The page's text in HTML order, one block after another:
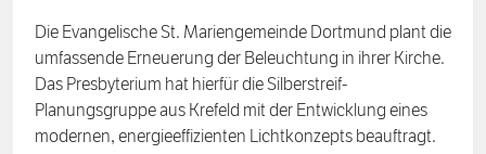
Die Evangelische St. Mariengemeinde Dortmund plant die
umfassende Erneuerung der Beleuchtung in ihrer Kirche.
Das Presbyterium hat hierfür die Silberstreif-
Planungsgruppe aus Krefeld mit der Entwicklung eines
modernen, energieeffizienten Lichtkonzepts beauftragt.